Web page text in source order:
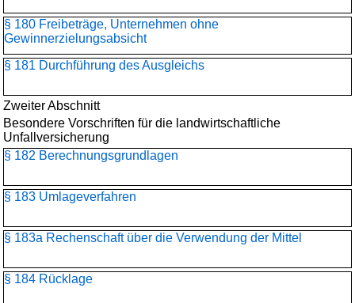
§ 180 Freibeträge, Unternehmen ohne
Gewinnerzielungsabsicht
§ 181 Durchführung des Ausgleichs
Zweiter Abschnitt
Besondere Vorschriften für die landwirtschaftliche
Unfallversicherung
§ 182 Berechnungsgrundlagen
§ 183 Umlageverfahren
§ 183a Rechenschaft über die Verwendung der Mittel
§ 184 Rücklage